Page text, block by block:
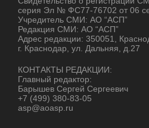
серия Эл № ФС77-76702 от 06
Учредитель СМИ: АО “АСП”
Редакция СМИ: АО “АСП”
Адрес редакции: 350051,
г. Краснодар, ул. Дальняя, д.27
КОНТАКТЫ РЕДАКЦИИ:
Главный редактор:
Барышев Сергей Сергеевич
+7 (499) 380-83-05
asp@aoasp.ru